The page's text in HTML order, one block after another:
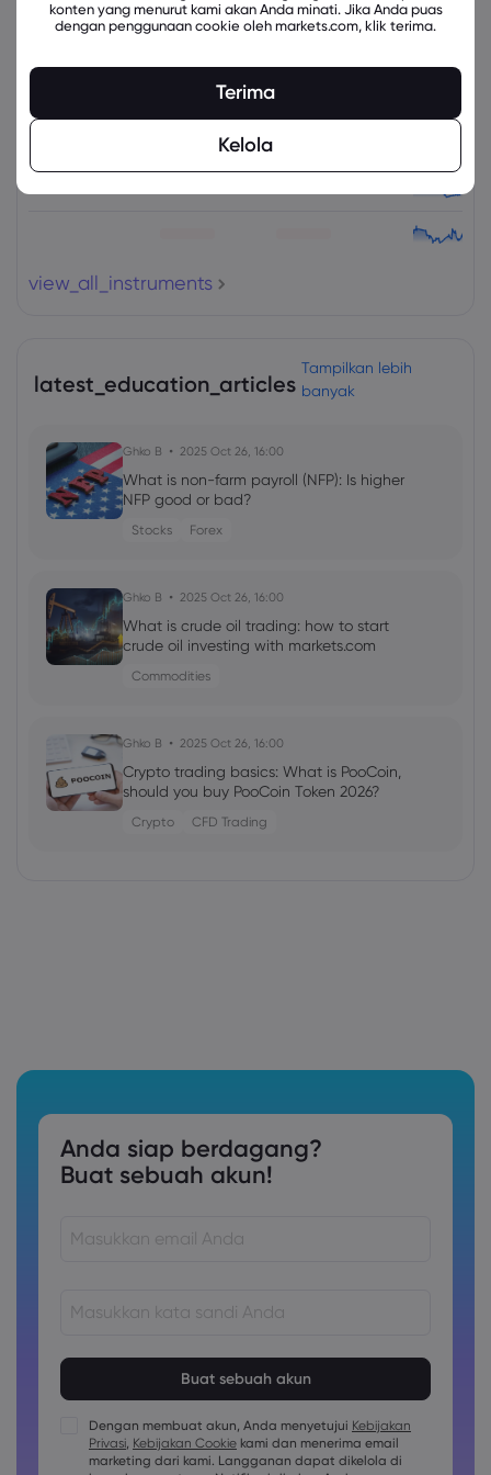
Instrumen Terkait
Aset Jual Beli Ubah (%)
view_all_instruments
latest_education_articles
Tampilkan lebih
banyak
Ghko B 2025 Oct 26, 16:00
What is non-farm payroll (NFP): Is higher
NFP good or bad?
Stocks Forex
Ghko B 2025 Oct 26, 16:00
What is crude oil trading: how to start
crude oil investing with markets.com
Commodities
Ghko B 2025 Oct 26, 16:00
Crypto trading basics: What is PooCoin,
should you buy PooCoin Token 2026?
Crypto CFD Trading
Anda siap berdagang?
Buat sebuah akun!
Kata sandi harus berisi setidaknya 1 karakter huruf besar
Kata sandi harus berisi setidaknya 1 karakter huruf kecil
Dengan membuat akun, Anda menyetujui Kebijakan
Privasi, Kebijakan Cookie kami dan menerima email
marketing dari kami. Langganan dapat dikelola di
konten yang menurut kami akan Anda minati. Jika Anda puas
dengan penggunaan cookie oleh markets.com, klik terima.
Terima
Kelola